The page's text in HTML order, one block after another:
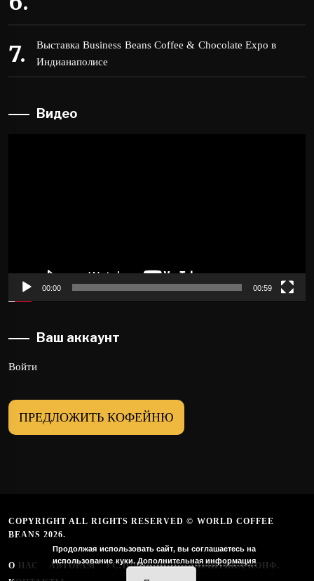
Выставка Business Beans Coffee & Chocolate Expo в
Индианаполисе
Видео
00:00 00:59
Ваш аккаунт
Войти
ПРЕДЛОЖИТЬ КОФЕЙНЮ
COPYRIGHT ALL RIGHTS RESERVED © WORLD COFFEE
BEANS 2026.
О НАС АВТОРАМ УСЛОВИЯ ИСП.
ПОЛИТИКА КОНФ.
Продолжая использовать сайт, вы соглашаетесь на
использование куки.Дополнительная информация